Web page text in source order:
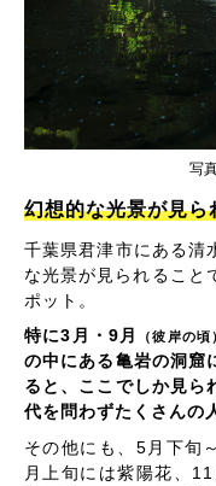
写
幻想的な光景が見ら
千葉県君津市にある清
な光景が見られること
ポット。
特に3月・9月
（彼岸の頃
の中にある亀岩の洞窟
ると、ここでしか見ら
代を問わずたくさんの
その他にも、5月下旬
月上旬には紫陽花、